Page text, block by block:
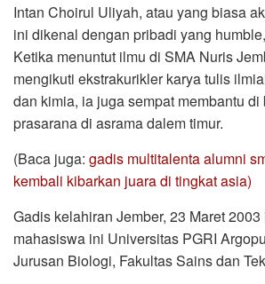
Intan Choirul Uliyah, atau yang biasa
ini dikenal dengan pribadi yang
Ketika menuntut ilmu di SMA Nuris
mengikuti ekstrakurikler karya tulis
dan kimia, ia juga sempat membantu
prasarana di asrama dalem timur.
(Baca juga: gadis multitalenta alumni
kembali kibarkan juara di tingkat asia)
Gadis kelahiran Jember, 23 Maret
mahasiswa ini Universitas PGRI
Jurusan Biologi, Fakultas Sains dan